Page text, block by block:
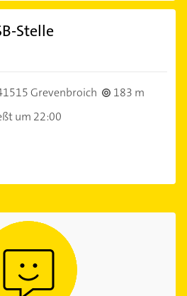
Stelle
Grevenbroich
183 m
um 22:00